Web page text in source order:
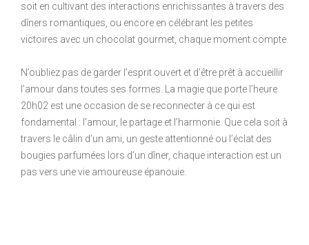
soit en cultivant des interactions enrichissantes à travers des
dîners romantiques, ou encore en célébrant les petites
victoires avec un chocolat gourmet, chaque moment compte.
N’oubliez pas de garder l’esprit ouvert et d’être prêt à accueillir
l’amour dans toutes ses formes. La magie que porte l’heure
20h02 est une occasion de se reconnecter à ce qui est
fondamental : l’amour, le partage et l’harmonie. Que cela soit à
travers le câlin d’un ami, un geste attentionné ou l’éclat des
bougies parfumées lors d’un dîner, chaque interaction est un
pas vers une vie amoureuse épanouie.